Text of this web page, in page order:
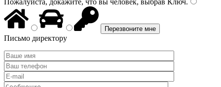
Пожалуйста, докажите, что вы человек, выбрав Ключ.
Письмо директору